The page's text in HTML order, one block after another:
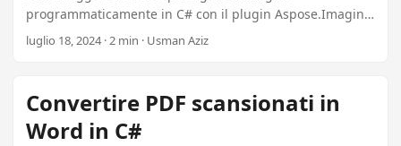
programmaticamente in C# con il plugin Aspose.Imaging
Image Rotate & Flip da $99. Scopri come eseguire
capovolgimenti orizzontali, verticali e combinati con
codice.
luglio 18, 2024 · 2 min · Usman Aziz
Convertire PDF scansionati in
Word in C#